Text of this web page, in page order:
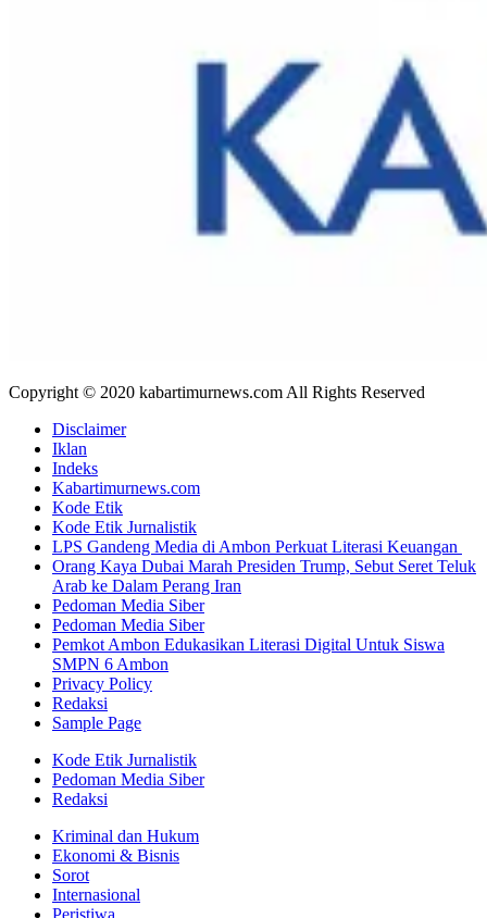
Copyright © 2020 kabartimurnews.com All Rights Reserved
Disclaimer
Iklan
Indeks
Kabartimurnews.com
Kode Etik
Kode Etik Jurnalistik
LPS Gandeng Media di Ambon Perkuat Literasi Keuangan
Orang Kaya Dubai Marah Presiden Trump, Sebut Seret Teluk
Arab ke Dalam Perang Iran
Pedoman Media Siber
Pedoman Media Siber
Pemkot Ambon Edukasikan Literasi Digital Untuk Siswa
SMPN 6 Ambon
Privacy Policy
Redaksi
Sample Page
Kode Etik Jurnalistik
Pedoman Media Siber
Redaksi
Kriminal dan Hukum
Ekonomi & Bisnis
Sorot
Internasional
Peristiwa